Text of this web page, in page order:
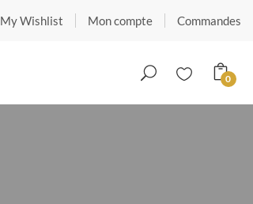
My Wishlist Mon compte Commandes
0